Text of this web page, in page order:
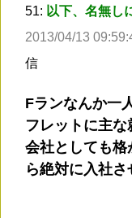
51: 以下、名無し
2013/04/13
信
Fランなんか一
フレットに主
会社としても
ら絶対に入社